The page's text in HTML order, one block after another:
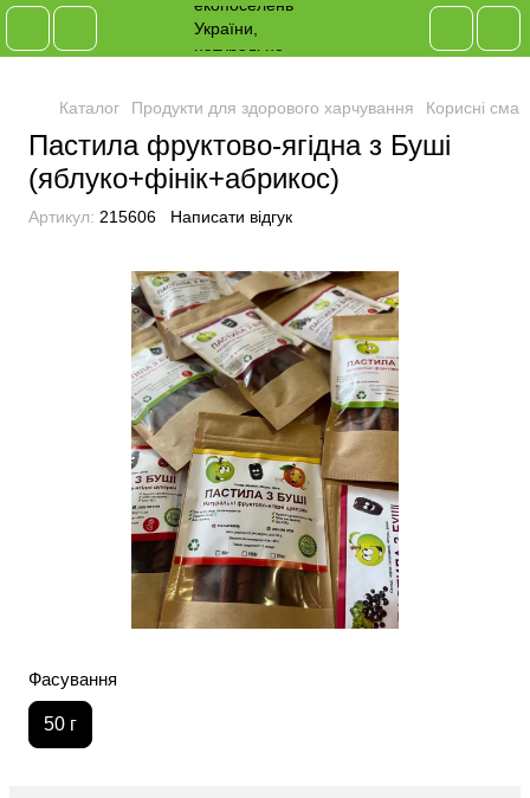
Каталог Продукти для здорового харчування Корисні
Пастила фруктово-ягідна з Буші
(яблуко+фінік+абрикос)
Артикул: 215606 Написати відгук
Фасування
50 г